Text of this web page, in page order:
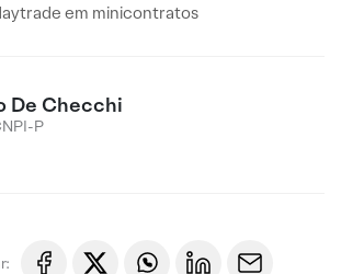
em minicontratos
De Checchi
P